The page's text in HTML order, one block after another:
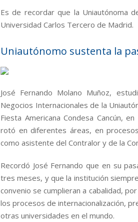
Es de recordar que la Uniautónoma
Universidad Carlos Tercero de Madrid.
Uniautónomo sustenta la
José Fernando Molano Muñoz,
Negocios Internacionales de la
Fiesta Americana Condesa Cancún,
rotó en diferentes áreas, en
como asistente del Contralor y de la
Recordó José Fernando que en su
tres meses, y que la institución
convenio se cumplieran a cabalidad,
los procesos de internacionalización,
otras universidades en el mundo.